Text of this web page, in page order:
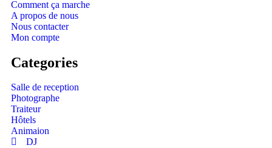
Comment ça marche
A propos de nous
Nous contacter
Mon compte
Categories
Salle de reception
Photographe
Traiteur
Hôtels
Animaion
DJ